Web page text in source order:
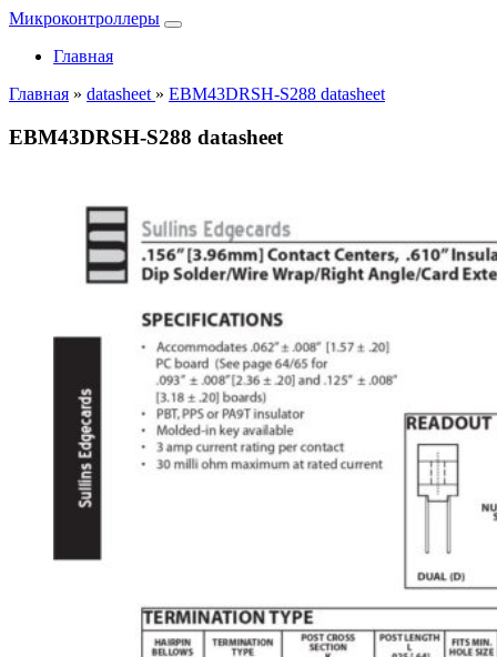
Микроконтроллеры
Главная
Главная » datasheet » EBM43DRSH-S288 datasheet
EBM43DRSH-S288 datasheet